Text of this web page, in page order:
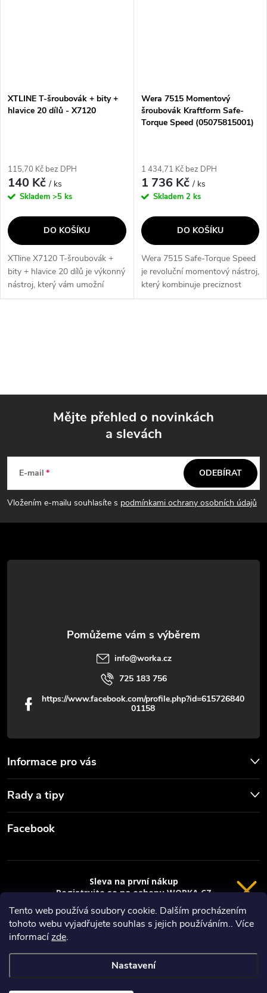
Tento web používá soubory cookie. Dalším procházením
tohoto webu vyjadřujete souhlas s jejich používáním.. Více
informacízde.
Nastavení
XTLINE T-šroubovák + bity +
hlavice 20 dílů - X7120
115,70 Kč bez DPH
140 Kč/ ks
Skladem >5 ks
DO KOŠÍKU
XTline X7120 T-šroubovák +
bity + hlavice 20 dílů je výkonný
nástroj, který vám umožní
snadno a efektivně pracovat s
Wera 7515 Momentový
šroubovák Kraftform Safe-
Torque Speed (05075815001)
1 434,71 Kč bez DPH
1 736 Kč/ ks
Skladem 2 ks
DO KOŠÍKU
Wera 7515 Safe-Torque Speed
je revoluční momentový nástroj,
který kombinuje preciznost
momentového klíče s rychlostí
a
í
p
s
u
p
a
t
Mějte přehled o novinkách
a slevách
E-mail
Vložením e-mailu souhlasíte s podmínkami ochrany osobních údajů
ODEBÍRAT
Informace pro vás
Rady a tipy
info@worka.cz
725 183 756
https://www.facebook.com/profile.php?id=615726840
01158
Facebook
Vytvořil Shoptet
Copyright 2026
VRÁCENÍ 14 DNÍ
Sleva na první nákup
Registrujte se na eshopu WORKA.CZ
sleva 100 Kč* na nákup je Vaše.
Registrace
Privacy policy